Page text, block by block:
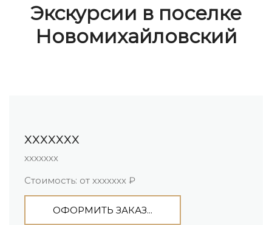
Экскурсии в поселке
Новомихайловский
ххххххх
ххххххх
Стоимость: от ххххххх ₽
ОФОРМИТЬ ЗАКАЗ...